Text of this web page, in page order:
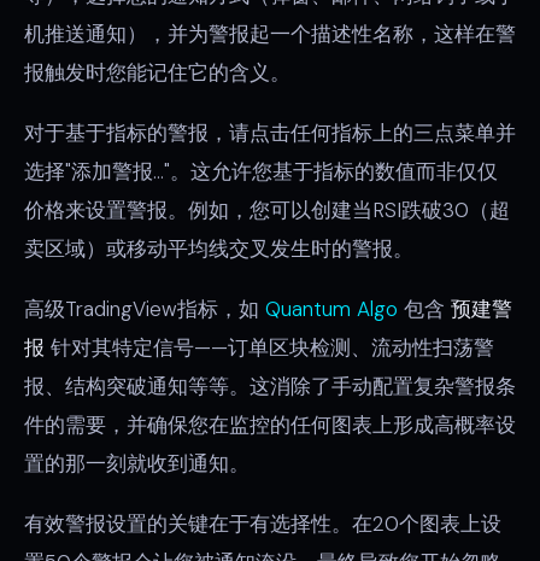
机推送通知），并为警报起一个描述性名称，这样在警
报触发时您能记住它的含义。
对于基于指标的警报，请点击任何指标上的三点菜单并
选择"添加警报..."。这允许您基于指标的数值而非仅仅
价格来设置警报。例如，您可以创建当RSI跌破30（超
卖区域）或移动平均线交叉发生时的警报。
高级TradingView指标，如 Quantum Algo 包含 预建警
报 针对其特定信号——订单区块检测、流动性扫荡警
报、结构突破通知等等。这消除了手动配置复杂警报条
件的需要，并确保您在监控的任何图表上形成高概率设
置的那一刻就收到通知。
有效警报设置的关键在于有选择性。在20个图表上设